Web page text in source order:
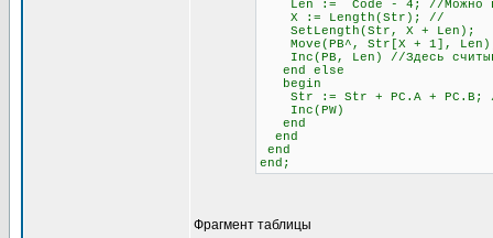
Len := Code - 4; //Можно
X := Length(Str); //
SetLength(Str, X +
Move(PB^, Str[X + 1],
Inc(PB, Len) //Здесь
end else
begin
Str := Str + PC.A + PC.B; //
Inc(PW)
end
end
end
end;
Фрагмент таблицы